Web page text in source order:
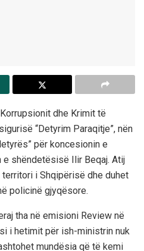
dhe Krimit të
“Detyrim Paraqitje”, nën
për koncesionin e
shëndetësisë Ilir Beqaj. Atij
i Shqipërisë dhe duhet
policinë gjyqësore.
tha në emisioni Review në
i hetimit për ish-ministrin nuk
mundësia që të kemi